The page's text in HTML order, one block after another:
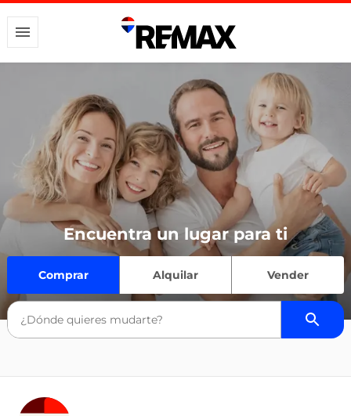
Encuentra un lugar para ti
Comprar Alquilar Vender